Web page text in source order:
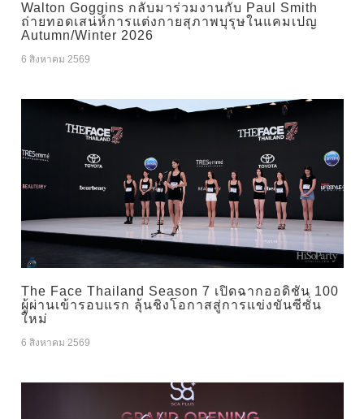
Walton Goggins กลับมาร่วมงานกับ Paul Smith
ถ่ายทอดเสน่ห์การแต่งกายสุภาพบุรุษในแคมเปญ
Autumn/Winter 2026
6 สิงหาคม 2569
The Face Thailand Season 7 เปิดฉากออดิชัน 100
ผู้ผ่านเข้ารอบแรก ลุ้นชิงโอกาสสู่การแข่งขันซีซั่น
ใหม่
6 สิงหาคม 2569